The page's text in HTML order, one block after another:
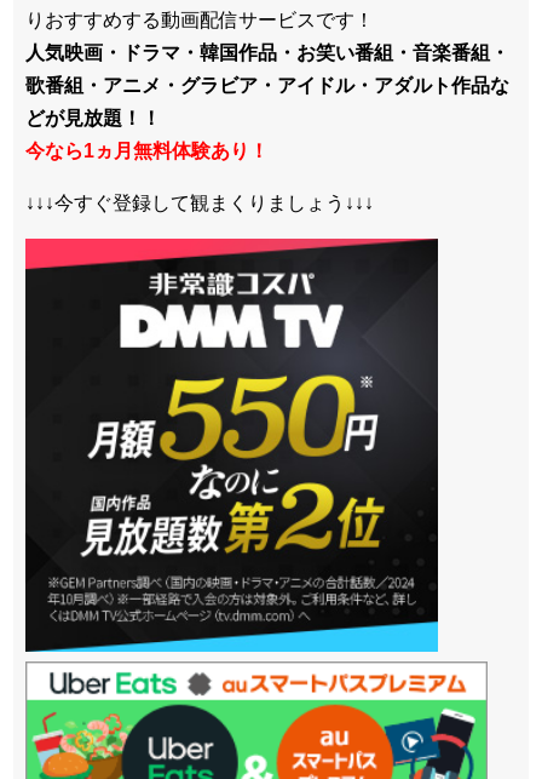
りおすすめする動画配信サービスです！
人気映画・ドラマ・韓国作品・お笑い番組・音楽番組・
歌番組・アニメ・グラビア・アイドル・アダルト作品な
どが見放題！！
今なら1ヵ月無料体験あり！
↓↓↓今すぐ登録して観まくりましょう↓↓↓